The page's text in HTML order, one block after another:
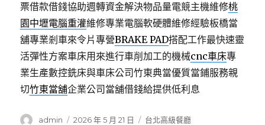
票借款借錢協助週轉資金解決物品量電競主機維修桃
園中壢電腦重灌維修專業電腦軟硬體維修經驗板橋當
舖專業剎車來令片專營BRAKE PAD搭配工作最快速靈
活彈性方案車床用來進行車削加工的機械cnc車床專
業生產數控銑床與車床公司竹東典當優質當鋪服務親
切竹東當舖企業公司當舖借錢給提供低利息
作
admin
發
2026 年 5 月 21 日
分
台北高級餐廳